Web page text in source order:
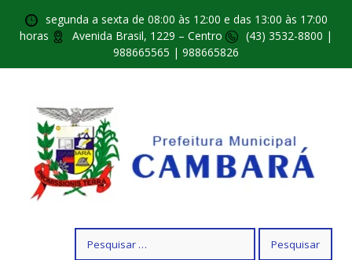
segunda a sexta de 08:00 às 12:00 e das 13:00 às 17:00
horas
Avenida Brasil, 1229 – Centro
(43) 3532-8800 |
988665565 | 988665826
por: